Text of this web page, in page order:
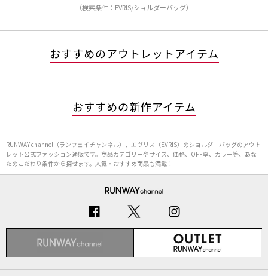
（検索条件：EVRIS/ショルダーバッグ）
おすすめのアウトレットアイテム
おすすめの新作アイテム
RUNWAY channel（ランウェイチャンネル）、エヴリス（EVRIS）のショルダーバッグのアウト
レット公式ファッション通販です。商品カテゴリーやサイズ、価格、OFF率、カラー等、あな
たのこだわり条件から探せます。人気・おすすめ商品も満載！